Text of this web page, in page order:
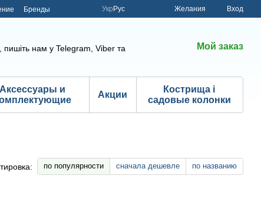
Бренды Укр Рус Желания Вход
пишіть нам у Telegram, Viber та
Мой заказ
Аксессуары и
Акции
Кострища і
садовые колонки
по популярности сначала дешевле по названию